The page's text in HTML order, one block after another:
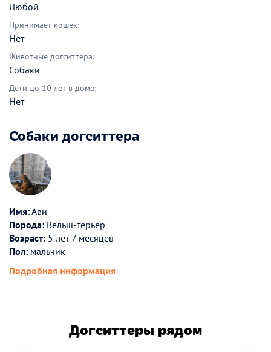
Любой
Принимает кошек:
Нет
Животные догситтера:
Собаки
Дети до 10 лет в доме:
Нет
Собаки догситтера
Имя:Ави
Порода: Вельш-терьер
Возраст: 5 лет 7 месяцев
Пол: мальчик
Подробная информация
Догситтеры рядом